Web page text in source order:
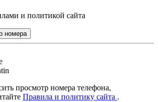
и политикой сайта
номера
просмотр номера телефона,
Правила и политику сайта .